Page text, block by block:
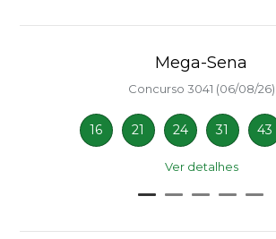
Mega-Sena
Concurso 3041 (06/08/26)
16 21 24 31 43
Ver detalhes